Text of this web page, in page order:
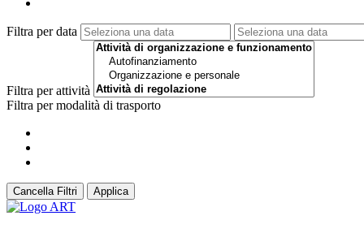
Filtra per data
Filtra per attività
Filtra per modalità di trasporto
Cancella Filtri Applica